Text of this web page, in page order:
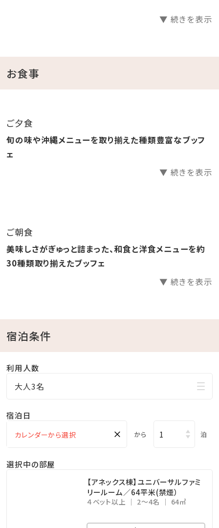
そんな時には、早めに計画を立てて予約をするのがお
先の人気日程をお得にゲットしちゃいましょう☆彡
●ラウンジ「感謝」滞在中無料でご利用いただけます。
●ホテル駐車場無料
※刺青やタトゥーをされている方（タトゥーシールも含
む）のご入浴をお断りしております。
※飲酒後のご入浴はお断りしております。
いただけます。
・広々としたスペースは、リモートワークの利用も可能で
す。
□幼児について
※幼児（食事・布団不要）のお子様は、食事・寝具・アメ
※3歳以上のお子様は、夕食代1,200円・朝食代1,000
円を別途頂戴いたします。
□ホテル敷地内で楽しめる！遊びメニューをご紹介（※
▼ 続きを表示
お食事
ご夕食
旬の味や沖縄メニューを取り揃えた種類豊富なブッフ
ェ
▼ 続きを表示
ご朝食
美味しさがぎゅっと詰まった、和食と洋食メニューを約
30種類取り揃えたブッフェ
▼ 続きを表示
宿泊条件
利用人数
大人3名
宿泊日
× から 泊
選択中の部屋
【アネックス棟】ユニバーサルファミ
リールーム／64平米(禁煙）
４ベット以上 2～4名 64㎡